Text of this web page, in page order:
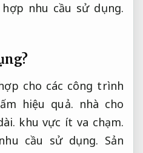
hợp nhu cầu sử dụng.
cho các công trình
hiệu quả. nhà cho
khu vực ít va chạm.
cầu sử dụng. Sản